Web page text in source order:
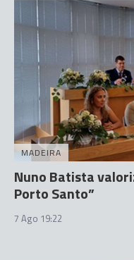
MADEIRA
Nuno Batista
Porto Santo”
7 Ago 19:22